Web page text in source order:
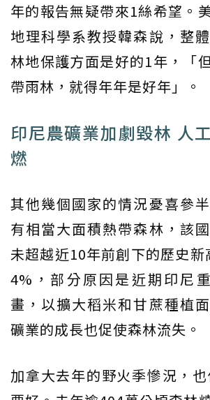
年的報告無疑帶來1絲希望。
地理科學系教授韓森說，整
林地保護方面是好的1年，「
帶雨林，就得年年是好年」。
印尼農礦業加劇毀林 人
燃
其他幾個國家的情況憂喜參
有相當大面積熱帶森林，該
未超越近10年前創下的歷史新
4%，部分原因是近期印尼
畫，以擴大稻米和甘蔗種植
礦業的成長也促使森林流失。
加拿大去年的野火季慘況，